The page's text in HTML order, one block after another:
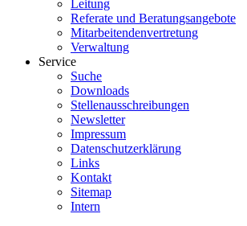
Leitung
Referate und Beratungsangebote
Mitarbeitendenvertretung
Verwaltung
Service
Suche
Downloads
Stellenausschreibungen
Newsletter
Impressum
Datenschutzerklärung
Links
Kontakt
Sitemap
Intern